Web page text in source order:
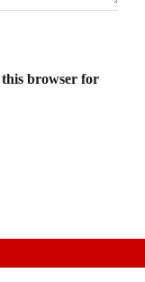
this browser for